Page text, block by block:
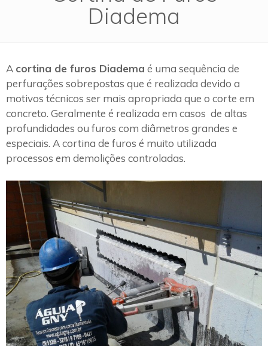
Diadema
A cortina de furos Diadema é uma sequência de
perfurações sobrepostas que é realizada devido a
motivos técnicos ser mais apropriada que o corte em
concreto. Geralmente é realizada em casos de altas
profundidades ou furos com diâmetros grandes e
especiais. A cortina de furos é muito utilizada
processos em demolições controladas.